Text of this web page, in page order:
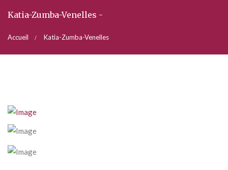
Katia-Zumba-Venelles -
Accueil Katia-Zumba-Venelles